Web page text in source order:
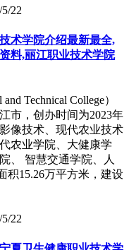
22
术学院介绍最新最全,
料,丽江职业技术学院
Technical College）
市，创办时间为2023年
像技术、现代农业技术
农业学院、大健康学
、 智慧交通学院、人
积15.26万平方米，建设
22